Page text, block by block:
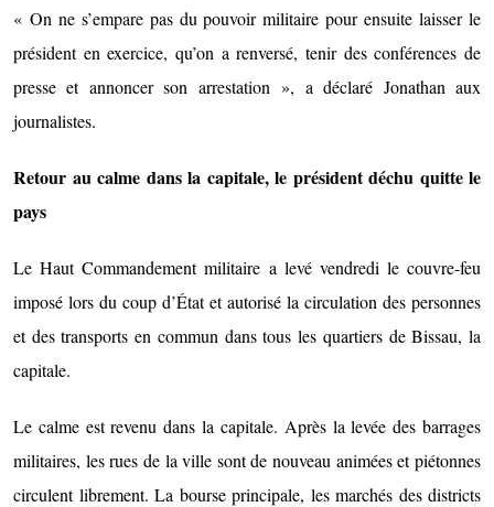
« On ne s’empare pas du pouvoir militaire pour ensuite laisser le
président en exercice, qu’on a renversé, tenir des conférences de
presse et annoncer son arrestation », a déclaré Jonathan aux
journalistes.
Retour au calme dans la capitale, le président déchu quitte le
pays
Le Haut Commandement militaire a levé vendredi le couvre-feu
imposé lors du coup d’État et autorisé la circulation des personnes
et des transports en commun dans tous les quartiers de Bissau, la
capitale.
Le calme est revenu dans la capitale. Après la levée des barrages
militaires, les rues de la ville sont de nouveau animées et piétonnes
circulent librement. La bourse principale, les marchés des districts